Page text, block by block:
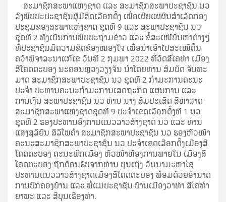
ສະມາຊິກສະພາແຫ່ງຊາດ ແລະ ສະມາຊິກສະພາປະຊາຊົນ ນວ
ລົງພົບປະປະຊາຊົນຜູ້ມີສິດເລືອກຕັ້ງ ເພື່ອເຜີຍແຜ່ຜົນສຳເລັດກອງ
ປະຊຸມຂອງສະພາແຫ່ງຊາດ ຊຸດທີ 9 ແລະ ສະພາປະຊາຊົນ ນວ
ຊຸດທີ 2 ທັງເປັນການພົບປະຖາມຂ່າວ ແລະ ຂໍ້ສະເໜີບັນຫາຕ່າງໆ
ທີ່ປະຊາຊົນມີຄວາມຂັດຂ້ອງໝອງໃຈ ເພື່ອນຳເອົາໄປສະເໜີຄົ້ນ
ຄວ້າພິຈາລະນາແກ້ໄຂ ວັນທີ 2 ກຸມພາ 2022 ທີ່ວັດສີໄຄທ່າ ເມືອງ
ສີໂຄດຕະບອງ ນະຄອນຫຼວງວຽງຈັນ ນຳໂດຍທ່ານ ສົມບັດ ຈັນທະ
ມາດ ສະມາຊິກສະພາປະຊາຊົນ ນວ ຊຸດທີ 2 ກໍາມະການຄະນະ
ປະຈໍາ ປະທານຄະນະກໍາມະການເສດຖະກິດ ແຜນການ ແລະ
ການເງິນ ສະພາປະຊາຊົນ ນວ ທ່ານ ນາງ ສົມປະເສີດ ສີຫາລາດ
ສະມາຊິກສະພາແຫ່ງຊາດຊຸດທີ 9 ປະຈໍາເຂດເລືອກຕັ້ງທີ 1 ນວ
ຊຸດທີ 2 ຮອງປະທານອົງການແນວລາວສ້າງຊາດ ນວ ແລະ ທ່ານ
ແສງສຸລິຍັນ ສິລິໂພຄໍາ ສະມາຊິກສະພາປະຊາຊົນ ນວ ຮອງຫົວໜ້າ
ຄະນະສະມາຊິກສະພາປະຊາຊົນ ນວ ປະຈໍາເຂດເລືອກຕັ້ງເມືອງສີ
ໂຄດຕະບອງ ຄະນະພັກເມືອງ ຫົວໜ້າຫ້ອງການພາຍໃນ ເມືອງສີ
ໂຄດຕະບອງ ຖືກຕ້ອນຮັບຈາກທ່ານ ບຸນເຖິງ ວັນນາມະຫາໄຊ
ປະທານແນວລາວສ້າງຊາດເມືອງສີໂຄດຕະບອງ ພ້ອມດ້ວຍອໍານາດ
ການປົກຄອງບ້ານ ແລະ ພໍ່ແມ່ປະຊາຊົນ ບ້ານເມືອງວາທ່າ ສີໄຄທ່າ
ຍາພະ ແລະ ສີບຸນເຮືອງທ່າ.